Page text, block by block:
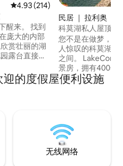
平均评分 4.93 分（满分 5 分），
4.93 (214)
醒来。 找到
庞大的内部
赏壮丽的湖
露台直接进
部分，该别
Pasta购
（ Torno ） 2
公里，距离
以乘坐公共
巴士大约每
民居 ｜ 拉利奥
科莫湖私人屋顶 ·
您不是在做梦，在
人惊叹的科莫湖景
之间。
景房，拥有400年
（Laglio），拥有
「altana」，直接
畔步道和优秀餐厅
寻求宁静、标志性
家庭入住。
的度假屋便利设施
无线网络